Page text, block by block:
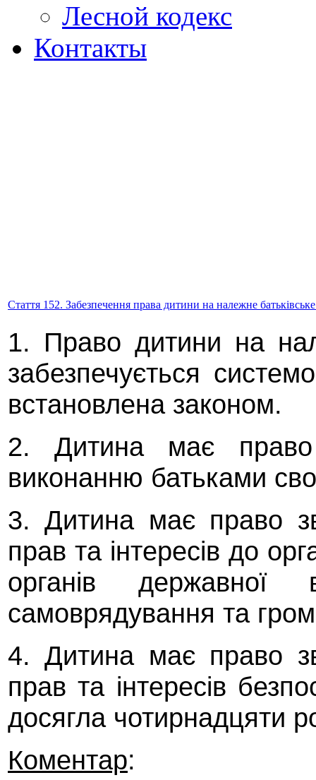
Лесной кодекс
Контакты
Стаття 152. Забезпечення права дитини на належне
1. Право дитини на
забезпечується
встановлена законом.
2. Дитина має право
виконанню батьками
3. Дитина має право
прав та інтересів до
органів державної
самоврядування та
4. Дитина має право
прав та інтересів
досягла чотирнадцяти
Коментар: